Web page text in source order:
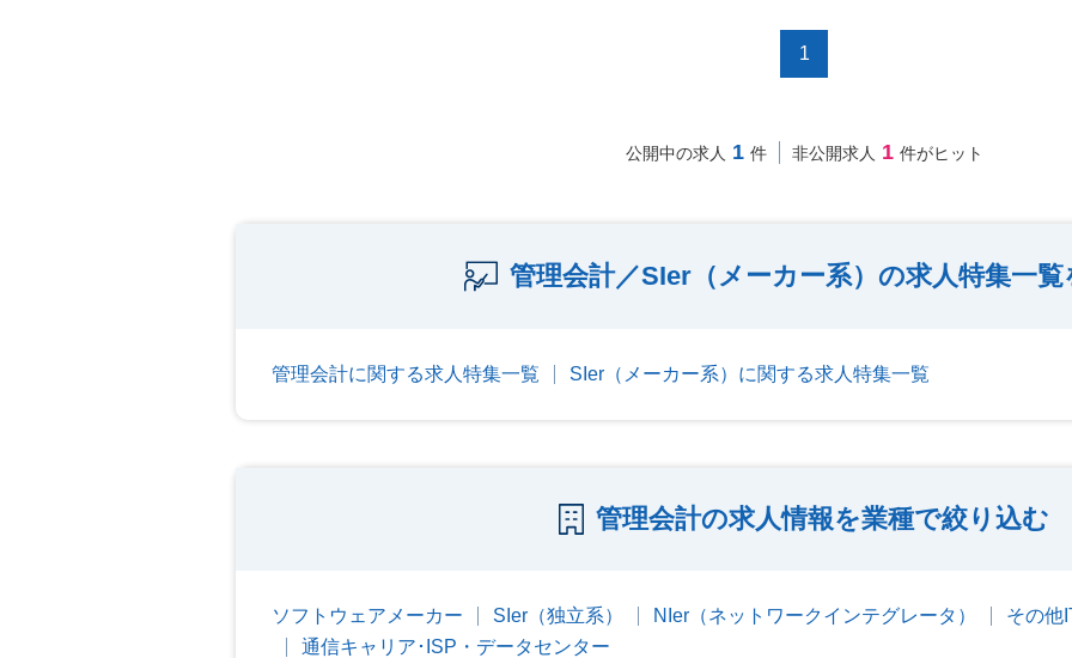
1
公開中の求人 1 件 非公開求人 1 件がヒット
管理会計／SIer（メーカー系）の求人特集一覧
管理会計に関する求人特集一覧 SIer（メーカー系）に関する求人特集一覧
管理会計の求人情報を業種で絞り込む
ソフトウェアメーカー SIer（独立系） NIer（ネットワークインテグレータ）
その他
通信キャリア･ISP・データセンター